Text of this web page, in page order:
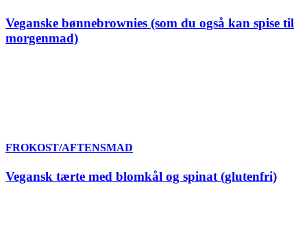
Veganske bønnebrownies (som du også kan spise til
morgenmad)
FROKOST/AFTENSMAD
Vegansk tærte med blomkål og spinat (glutenfri)